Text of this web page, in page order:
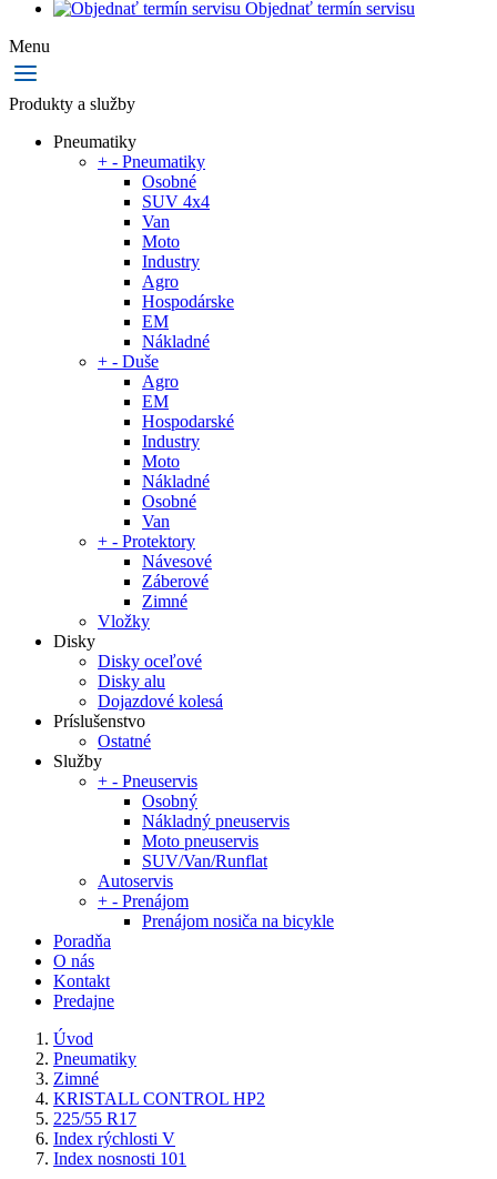
Objednať termín servisu
Menu
Produkty a služby
Pneumatiky
+ - Pneumatiky
Osobné
SUV 4x4
Van
Moto
Industry
Agro
Hospodárske
EM
Nákladné
+ - Duše
Agro
EM
Hospodarské
Industry
Moto
Nákladné
Osobné
Van
+ - Protektory
Návesové
Záberové
Zimné
Vložky
Disky
Disky oceľové
Disky alu
Dojazdové kolesá
Príslušenstvo
Ostatné
Služby
+ - Pneuservis
Osobný
Nákladný pneuservis
Moto pneuservis
SUV/Van/Runflat
Autoservis
+ - Prenájom
Prenájom nosiča na bicykle
Poradňa
O nás
Kontakt
Predajne
Úvod
Pneumatiky
Zimné
KRISTALL CONTROL HP2
225/55 R17
Index rýchlosti V
Index nosnosti 101